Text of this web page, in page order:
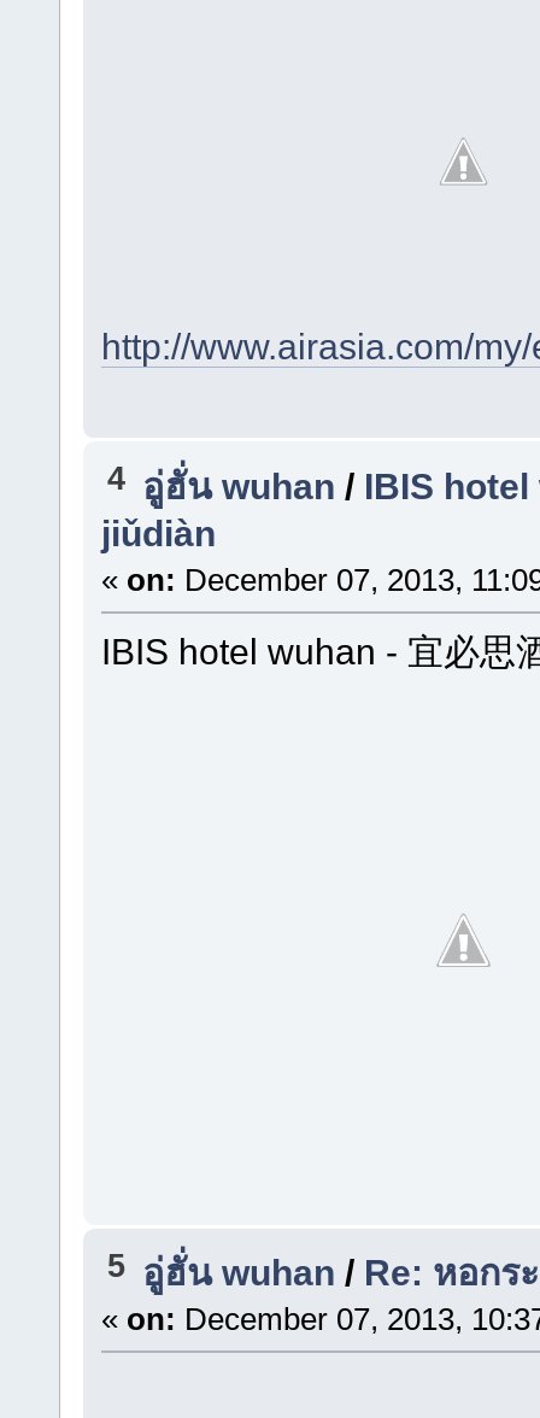
http://www.airasia.com/
4 อู่ฮั่น wuhan / IBIS hotel
jiǔdiàn
« on: December 07, 2013,
IBIS hotel wuhan - 宜必思
5 อู่ฮั่น wuhan / Re: หอกร
« on: December 07, 2013,